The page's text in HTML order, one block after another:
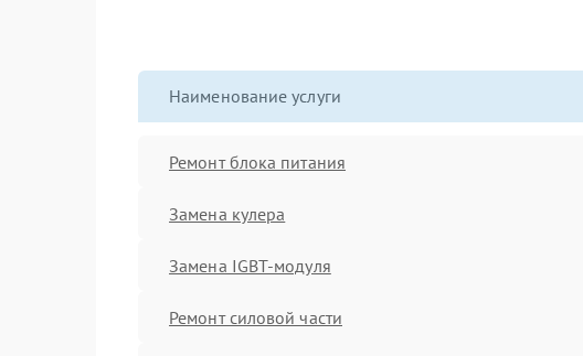
Наименование услуги
Ремонт блока питания
Замена кулера
Замена IGBT-модуля
Ремонт силовой части